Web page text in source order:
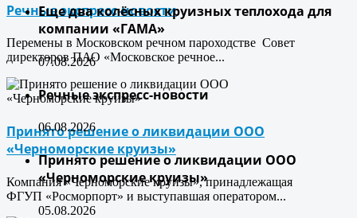
Речные экспресс-новости
Перемены в Московском речном пароходстве Совет
директоров ПАО «Московское речное...
Принято решение о ликвидации ООО
«Черноморские круизы»
Компания «Черноморские круизы», принадлежащая
ФГУП «Росморпорт» и выступавшая оператором...
Еще два колёсных круизных теплохода для
компании «ГАМА»
07.08.2026
Речные экспресс-новости
06.08.2026
Принято решение о ликвидации ООО
«Черноморские круизы»
05.08.2026